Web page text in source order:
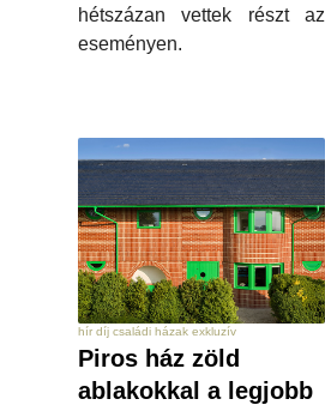
hétszázan vettek részt az
eseményen.
hír díj családi házak exkluzív
Piros ház zöld
ablakokkal a legjobb